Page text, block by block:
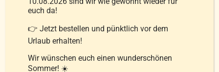
der
gewählt
werden
Lose Federn K II
9,90€–12,90€
euch da!
👉 Jetzt bestellen und pünktlich vor dem
Urlaub erhalten!
Wir wünschen euch einen wunderschönen
Sommer! ☀️